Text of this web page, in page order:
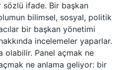
sözlü ifade. Bir başkan
bilimsel, sosyal, politik
bir başkan yönetimi
incelemeler yaparlar.
olabilir. Panel açmak ne
ne anlama geliyor: bir